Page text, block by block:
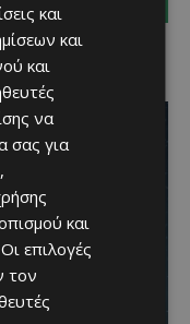
και
και
και
να
σας για
και
επιλογές
τον